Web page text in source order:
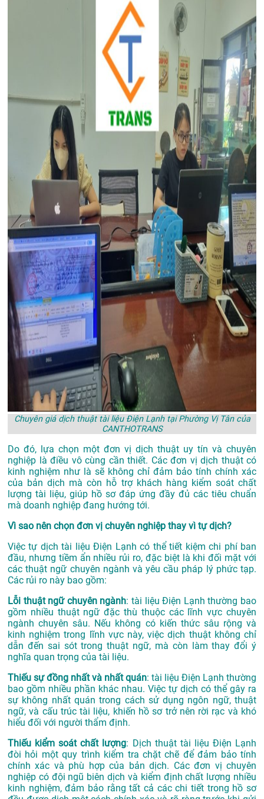
Chuyên giá dịch thuật tài liệu Điện Lạnh tại Phường Vị Tân của
CANTHOTRANS
Do đó, lựa chọn một đơn vị dịch thuật uy tín và chuyên
nghiệp là điều vô cùng cần thiết. Các đơn vị dịch thuật có
kinh nghiệm như là sẽ không chỉ đảm bảo tính chính xác
của bản dịch mà còn hỗ trợ khách hàng kiểm soát chất
lượng tài liệu, giúp hồ sơ đáp ứng đầy đủ các tiêu chuẩn
mà doanh nghiệp đang hướng tới.
Vì sao nên chọn đơn vị chuyên nghiệp thay vì tự dịch?
Việc tự dịch tài liệu Điện Lạnh có thể tiết kiệm chi phí ban
đầu, nhưng tiềm ẩn nhiều rủi ro, đặc biệt là khi đối mặt với
các thuật ngữ chuyên ngành và yêu cầu pháp lý phức tạp.
Các rủi ro này bao gồm:
Lỗi thuật ngữ chuyên ngành: tài liệu Điện Lạnh thường bao
gồm nhiều thuật ngữ đặc thù thuộc các lĩnh vực chuyên
ngành chuyên sâu. Nếu không có kiến thức sâu rộng và
kinh nghiệm trong lĩnh vực này, việc dịch thuật không chỉ
dẫn đến sai sót trong thuật ngữ, mà còn làm thay đổi ý
nghĩa quan trọng của tài liệu.
Thiếu sự đồng nhất và nhất quán: tài liệu Điện Lạnh thường
bao gồm nhiều phần khác nhau. Việc tự dịch có thể gây ra
sự không nhất quán trong cách sử dụng ngôn ngữ, thuật
ngữ, và cấu trúc tài liệu, khiến hồ sơ trở nên rời rạc và khó
hiểu đối với người thẩm định.
Thiếu kiểm soát chất lượng: Dịch thuật tài liệu Điện Lạnh
đòi hỏi một quy trình kiểm tra chặt chẽ để đảm bảo tính
chính xác và phù hợp của bản dịch. Các đơn vị chuyên
nghiệp có đội ngũ biên dịch và kiểm định chất lượng nhiều
kinh nghiệm, đảm bảo rằng tất cả các chi tiết trong hồ sơ